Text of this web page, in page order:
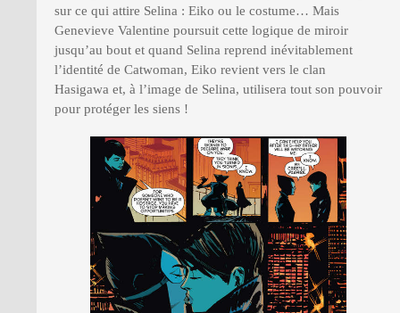
sur ce qui attire Selina : Eiko ou le costume… Mais
Genevieve Valentine poursuit cette logique de miroir
jusqu’au bout et quand Selina reprend inévitablement
l’identité de Catwoman, Eiko revient vers le clan
Hasigawa et, à l’image de Selina, utilisera tout son pouvoir
pour protéger les siens !